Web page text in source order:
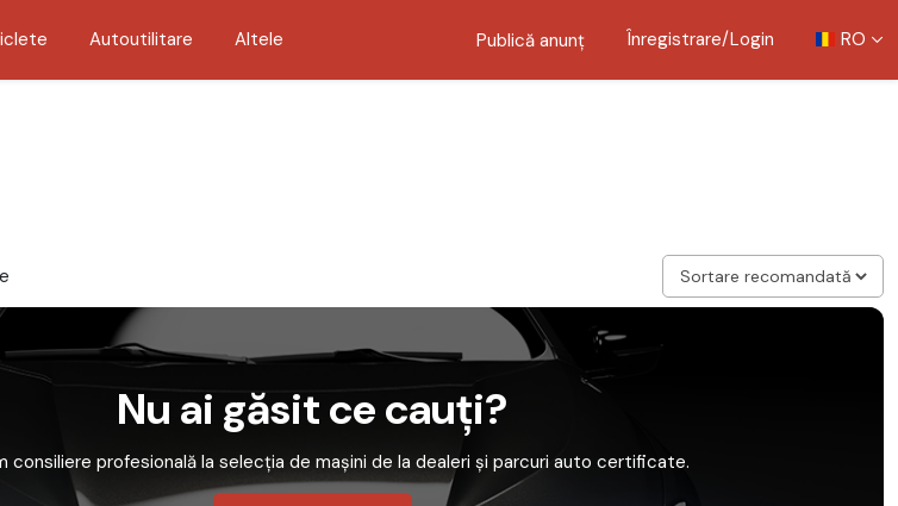
Autoutilitare Altele Publică anunț Înregistrare/Login RO
Nu ai găsit ce cauți?
consiliere profesională la selecția de mașini de la dealeri și parcuri auto certificate.